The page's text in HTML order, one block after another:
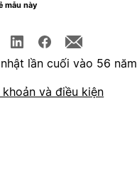
mẫu này
lần cuối vào 56
và điều kiện